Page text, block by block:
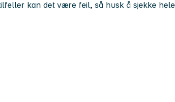
kan det være feil, så husk å sjekke